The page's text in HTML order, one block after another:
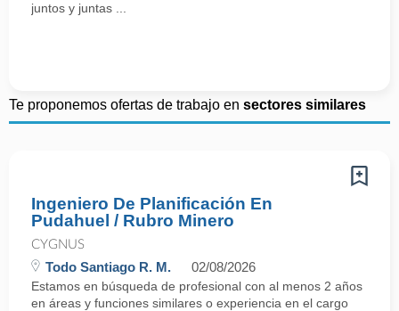
juntos y juntas ...
Te proponemos ofertas de trabajo en sectores similares
Ingeniero De Planificación En
Pudahuel / Rubro Minero
CYGNUS
Todo Santiago R. M. 02/08/2026
Estamos en búsqueda de profesional con al menos 2 años
en áreas y funciones similares o experiencia en el cargo